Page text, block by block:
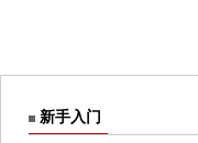
新手入门